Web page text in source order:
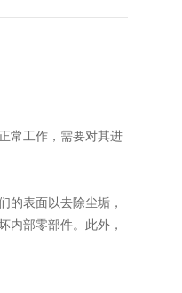
常工作，需要对其进
表面以去除尘垢，
内部零部件。此外，